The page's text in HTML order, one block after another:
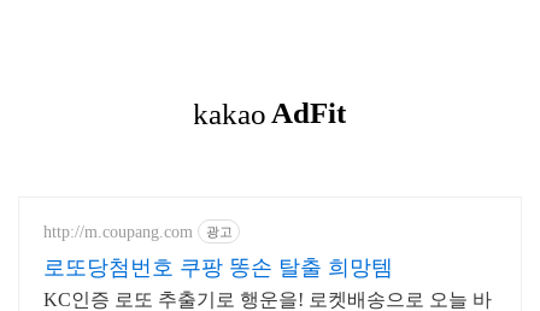
http://m.coupang.com 광고
로또당첨번호 쿠팡 똥손 탈출 희망템
KC인증 로또 추출기로 행운을! 로켓배송으로 오늘 바